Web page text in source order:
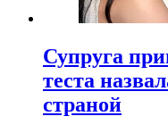
Супруга
теста
страной